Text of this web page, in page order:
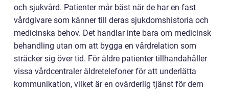
och sjukvård. Patienter mår bäst när de har en fast
vårdgivare som känner till deras sjukdomshistoria och
medicinska behov. Det handlar inte bara om medicinsk
behandling utan om att bygga en vårdrelation som
sträcker sig över tid. För äldre patienter tillhandahåller
vissa vårdcentraler äldretelefoner för att underlätta
kommunikation, vilket är en ovärderlig tjänst för dem